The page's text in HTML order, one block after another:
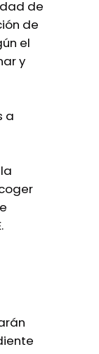
de
de
el
y
a